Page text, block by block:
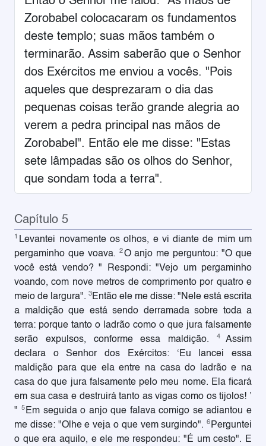
Zorobabel colocacaram os fundamentos
deste templo; suas mãos também o
terminarão. Assim saberão que o Senhor
dos Exércitos me enviou a vocês. "Pois
aqueles que desprezaram o dia das
pequenas coisas terão grande alegria ao
verem a pedra principal nas mãos de
Zorobabel". Então ele me disse: "Estas
sete lâmpadas são os olhos do Senhor,
que sondam toda a terra".
Capítulo 5
1 Levantei novamente os olhos, e vi diante de mim um
pergaminho que voava. 2O anjo me perguntou: "O que
você está vendo? " Respondi: "Vejo um pergaminho
voando, com nove metros de comprimento por quatro e
meio de largura". 3 Então ele me disse: "Nele está escrita
a maldição que está sendo derramada sobre toda a
terra: porque tanto o ladrão como o que jura falsamente
serão expulsos, conforme essa maldição.4
Assim
declara o Senhor dos Exércitos: ‘Eu lancei essa
maldição para que ela entre na casa do ladrão e na
casa do que jura falsamente pelo meu nome. Ela ficará
em sua casa e destruirá tanto as vigas como os tijolos! ’
" 5 Em seguida o anjo que falava comigo se adiantou e
me disse: "Olhe e veja o que vem surgindo".6 Perguntei
o que era aquilo, e ele me respondeu: "É um cesto". E